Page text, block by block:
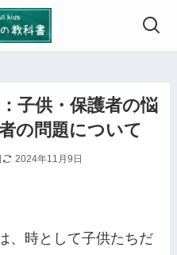
子供・保護者の悩
の問題について
2024年11月9日
、時として子供たちだ